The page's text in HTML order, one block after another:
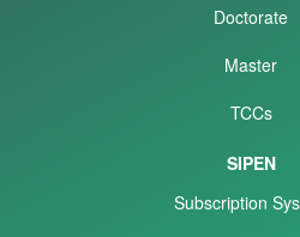
Doctorate
Master
TCCs
SIPEN
Subscription